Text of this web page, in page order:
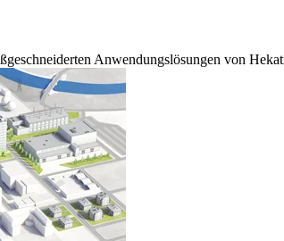
Anwendungslösungen von